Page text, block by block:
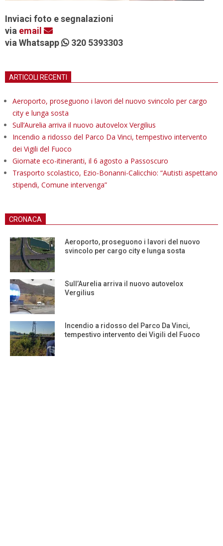
Inviaci foto e segnalazioni
via email
via Whatsapp
320 5393303
ARTICOLI RECENTI
Aeroporto, proseguono i lavori del nuovo svincolo per cargo
city e lunga sosta
Sull’Aurelia arriva il nuovo autovelox Vergilius
Incendio a ridosso del Parco Da Vinci, tempestivo intervento
dei Vigili del Fuoco
Giornate eco-itineranti, il 6 agosto a Passoscuro
Trasporto scolastico, Ezio-Bonanni-Calicchio: “Autisti aspettano
stipendi, Comune intervenga”
CRONACA
Aeroporto, proseguono i lavori del nuovo
svincolo per cargo city e lunga sosta
Sull’Aurelia arriva il nuovo autovelox
Vergilius
Incendio a ridosso del Parco Da Vinci,
tempestivo intervento dei Vigili del Fuoco